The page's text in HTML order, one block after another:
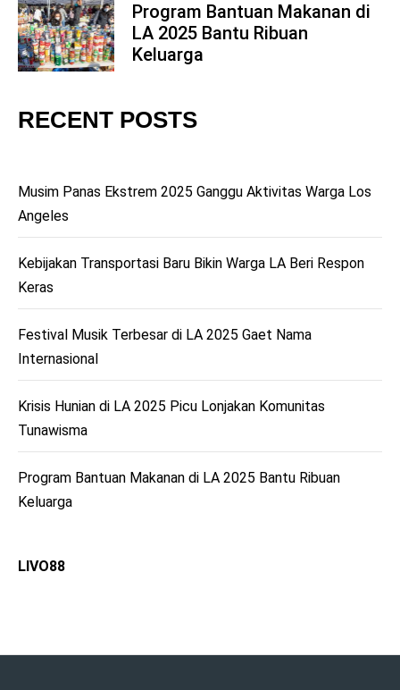
5
Program Bantuan Makanan di
LA 2025 Bantu Ribuan
Keluarga
RECENT POSTS
Musim Panas Ekstrem 2025 Ganggu Aktivitas Warga Los
Angeles
Kebijakan Transportasi Baru Bikin Warga LA Beri Respon
Keras
Festival Musik Terbesar di LA 2025 Gaet Nama
Internasional
Krisis Hunian di LA 2025 Picu Lonjakan Komunitas
Tunawisma
Program Bantuan Makanan di LA 2025 Bantu Ribuan
Keluarga
LIVO88